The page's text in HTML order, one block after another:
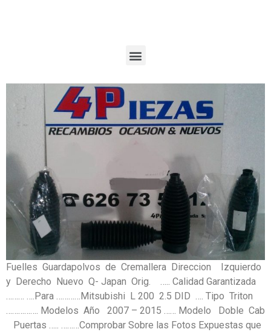
Fuelles Guardapolvos de Cremallera Direccion Izquierdo
y Derecho Nuevo Q- Japan Orig. ….. Calidad Garantizada
……… ….Para …………Mitsubishi L 200 2.5 DID …. Tipo Triton
……………. Modelos Año 2007 – 2015 …… Modelo Doble Cab
Puertas ….. ………Comprobar Sobre las Fotos Expuestas que